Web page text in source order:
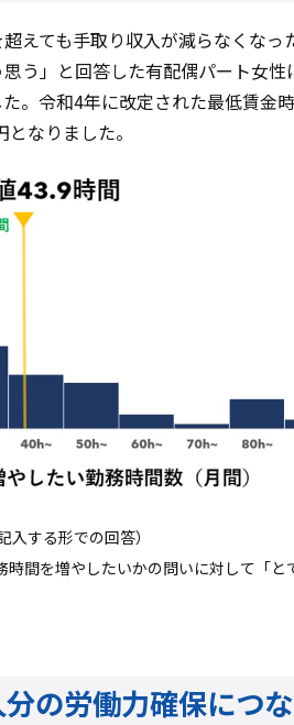
えても手取り収入が減らなくな
う」と回答した有配偶パート女
。令和4年に改定された最低賃金
なりました。
する形での回答）
間を増やしたいかの問いに対して「
の労働力確保につ